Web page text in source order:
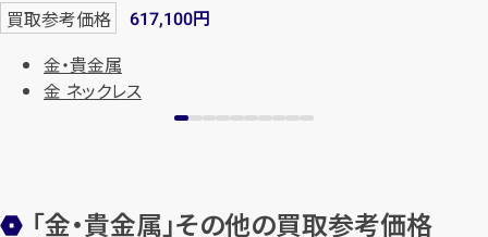
買取参考価格 617,100円
金・貴金属
金 ネックレス
「金・貴金属」その他の買取参考価格